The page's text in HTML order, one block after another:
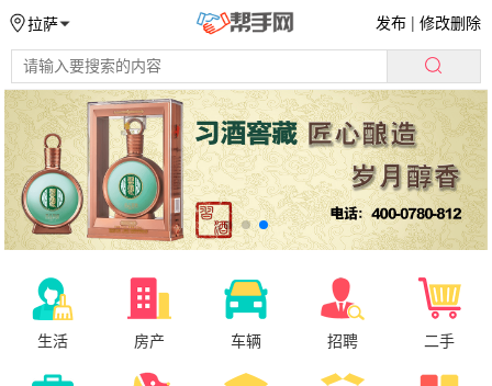
拉萨 发布 |修改删除
生活 房产 车辆 招聘 二手